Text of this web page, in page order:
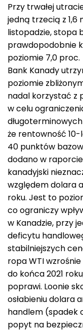
Przy trwałej
jedną trzecią z
listopadzie, stopa
prawdopodobnie
poziomie 7,0
Bank Kanady
poziomie
nadal korzystać z
w celu
że rentowność
40 punktów
dodano w
kanadyjski
względem dolara
roku. Jest to
co ograniczy
w Kanadzie, przy
deficytu
stabilniejszych
ropa WTI
do końca 2021
poprawi. Loonie
osłabieniu dolara
handlem (spadek
popyt na